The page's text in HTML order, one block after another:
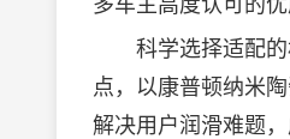
多车主高度认可的优
科学选择适配的
点，以康普顿纳米
解决用户润滑难题